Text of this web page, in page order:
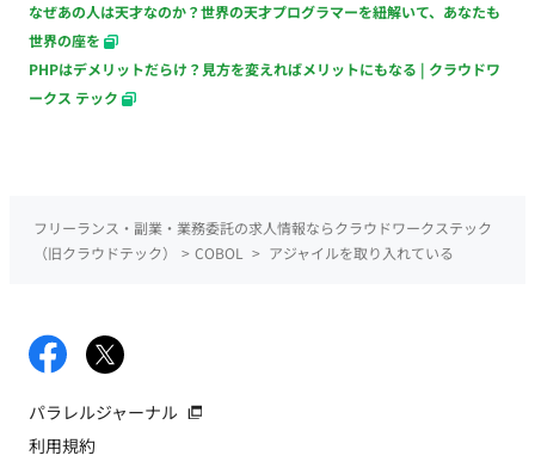
なぜあの人は天才なのか？世界の天才プログラマーを紐解いて、あなたも
世界の座を
PHPはデメリットだらけ？見方を変えればメリットにもなる | クラウドワ
ークス テック
フリーランス・副業・業務委託の求人情報ならクラウドワークステック
（旧クラウドテック）
> COBOL > アジャイルを取り入れている
パラレルジャーナル
利用規約